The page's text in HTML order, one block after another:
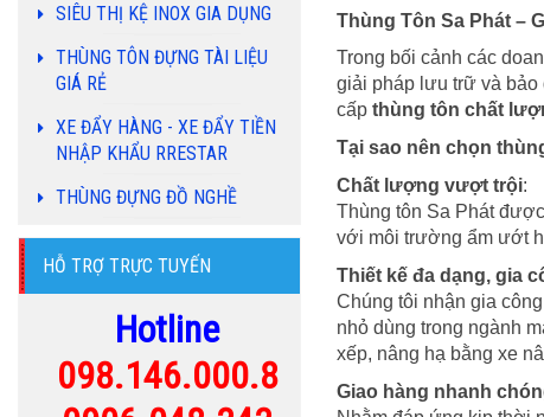
Thùng Tôn Sa Phát –
Trong bối cảnh các
giải pháp lưu trữ và bảo
cấp thùng tôn chất
Tại sao nên chọn
Chất lượng vượt trội:
Thùng tôn Sa Phát
với môi trường ẩm ướt
Thiết kế đa dạng, gia
Chúng tôi nhận gia công
nhỏ dùng trong ngành
xếp, nâng hạ bằng xe
Giao hàng nhanh
SIÊU THỊ KỆ INOX GIA DỤNG
THÙNG TÔN ĐỰNG TÀI LIỆU
GIÁ RẺ
XE ĐẨY HÀNG - XE ĐẨY TIỀN
NHẬP KHẨU RRESTAR
THÙNG ĐỰNG ĐỒ NGHỀ
HỖ TRỢ TRỰC TUYẾN
Hotline
098.146.000.8